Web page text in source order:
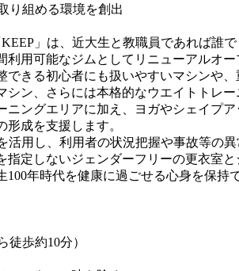
り組める環境を創出
」は、近大生と教職員であれば誰
用可能なジムとしてリニューアルオー
きる初心者にも扱いやすいマシンや
ン、さらには本格的なウエイトトレ
ングエリアに加え、ヨガやシェイプ
成を支援します。
用し、利用者の状況把握や事故等の
定しないジェンダーフリーの更衣室
年時代を健康に過ごせる心身を保持
歩約10分）